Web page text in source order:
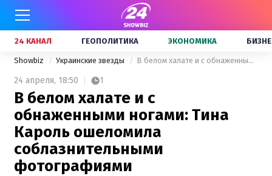
24 КАНАЛ ГЕОПОЛИТИКА ЭКОНОМИКА
Showbiz Украинские звезды В белом халате и с обнаженными ногами: Тина Кароль ошеломила соблазнительными фотографиями
24 апреля, 18:50 1
В белом халате и с
обнаженными ногами: Тина
Кароль ошеломила
соблазнительными
фотографиями